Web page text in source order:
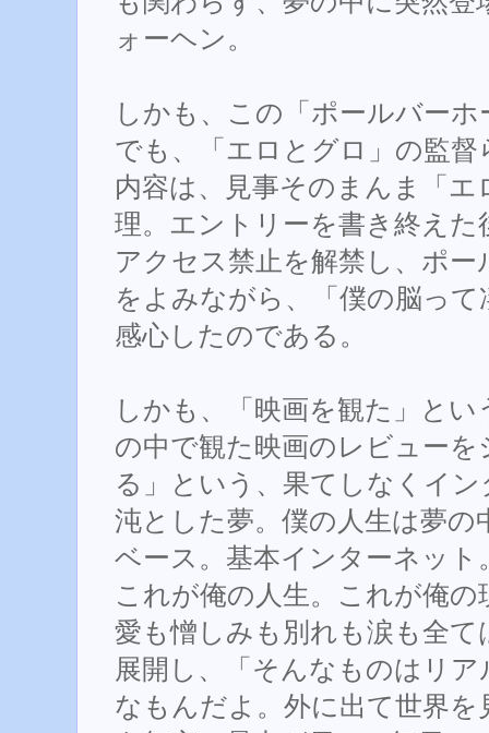
ォーヘン。
しかも、この「ポールバー
でも、「エロとグロ」の監
内容は、見事そのまんま「
理。エントリーを書き終え
アクセス禁止を解禁し、ポ
をよみながら、「僕の脳っ
感心したのである。
しかも、「映画を観た」と
の中で観た映画のレビュー
る」という、果てしなくイ
沌とした夢。僕の人生は夢
ベース。基本インターネッ
これが俺の人生。これが俺
愛も憎しみも別れも涙も全
展開し、「そんなものはリ
なもんだよ。外に出て世界